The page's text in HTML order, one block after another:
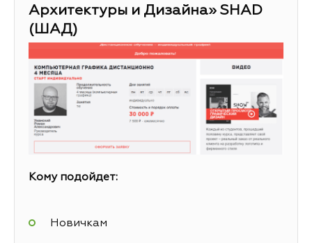
Архитектуры и Дизайна» SHAD
(ШАД)
Кому подойдет:
Новичкам